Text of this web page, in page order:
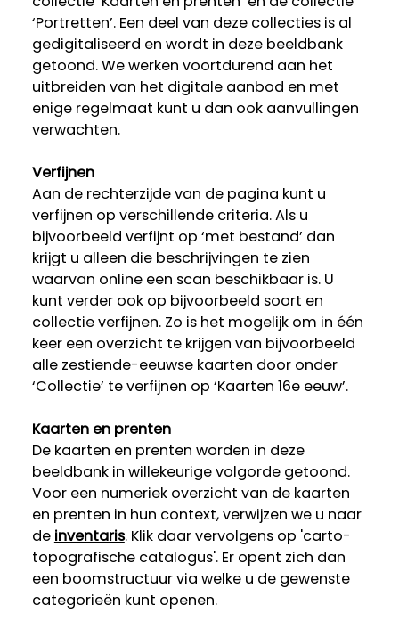
‘Portretten’. Een deel van deze collecties is al
gedigitaliseerd en wordt in deze beeldbank
getoond. We werken voortdurend aan het
uitbreiden van het digitale aanbod en met
enige regelmaat kunt u dan ook aanvullingen
verwachten.
Verfijnen
Aan de rechterzijde van de pagina kunt u
verfijnen op verschillende criteria. Als u
bijvoorbeeld verfijnt op ‘met bestand’ dan
krijgt u alleen die beschrijvingen te zien
waarvan online een scan beschikbaar is. U
kunt verder ook op bijvoorbeeld soort en
collectie verfijnen. Zo is het mogelijk om in één
keer een overzicht te krijgen van bijvoorbeeld
alle zestiende-eeuwse kaarten door onder
‘Collectie’ te verfijnen op ‘Kaarten 16e eeuw’.
Kaarten en prenten
De kaarten en prenten worden in deze
beeldbank in willekeurige volgorde getoond.
Voor een numeriek overzicht van de kaarten
en prenten in hun context, verwijzen we u naar
de inventaris. Klik daar vervolgens op 'carto-
topografische catalogus'. Er opent zich dan
een boomstructuur via welke u de gewenste
categorieën kunt openen.